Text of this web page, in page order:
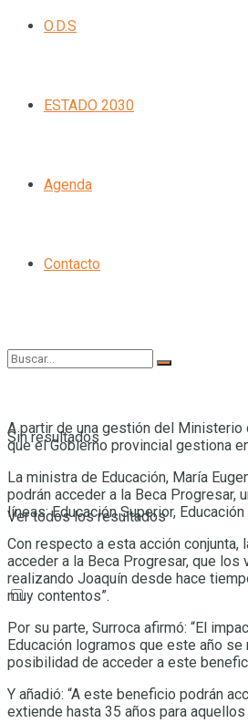
O.D.S
ESTADO 2030
Agenda
Contacto
Sin resultados
Ver todos los resultados
A partir de una gestión del
que el Gobierno provincial gestiona
La ministra de Educación, María
podrán acceder a la Beca
líneas: Educación Superior,
Con respecto a esta acción
acceder a la Beca Progresar, que
realizando Joaquín desde hace
muy contentos”.
Por su parte, Surroca afirmó: “El
Educación logramos que este año
posibilidad de acceder a este
Y añadió: “A este beneficio podrán
extiende hasta 35 años para